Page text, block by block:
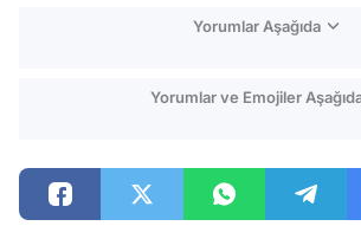
Yorumlar Aşağıda
Yorumlar ve Emojiler